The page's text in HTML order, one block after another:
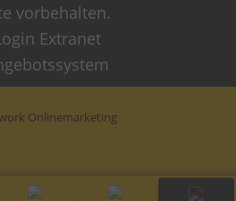
vorbehalten.
Extranet
Onlinemarketing